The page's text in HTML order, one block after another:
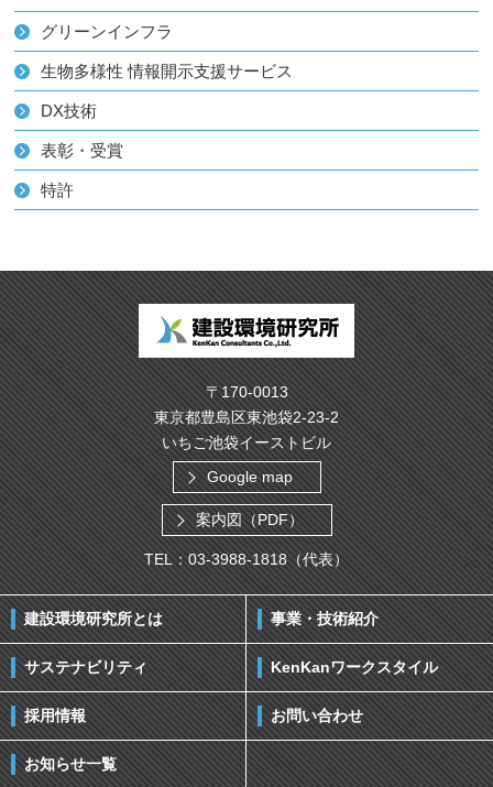
グリーンインフラ
生物多様性 情報開示支援サービス
DX技術
表彰・受賞
特許
〒170-0013
東京都豊島区東池袋2-23-2
いちご池袋イーストビル
Google map
案内図（PDF）
TEL：03-3988-1818（代表）
建設環境研究所とは 事業・技術紹介
サステナビリティ KenKanワークスタイル
採用情報 お問い合わせ
お知らせ一覧